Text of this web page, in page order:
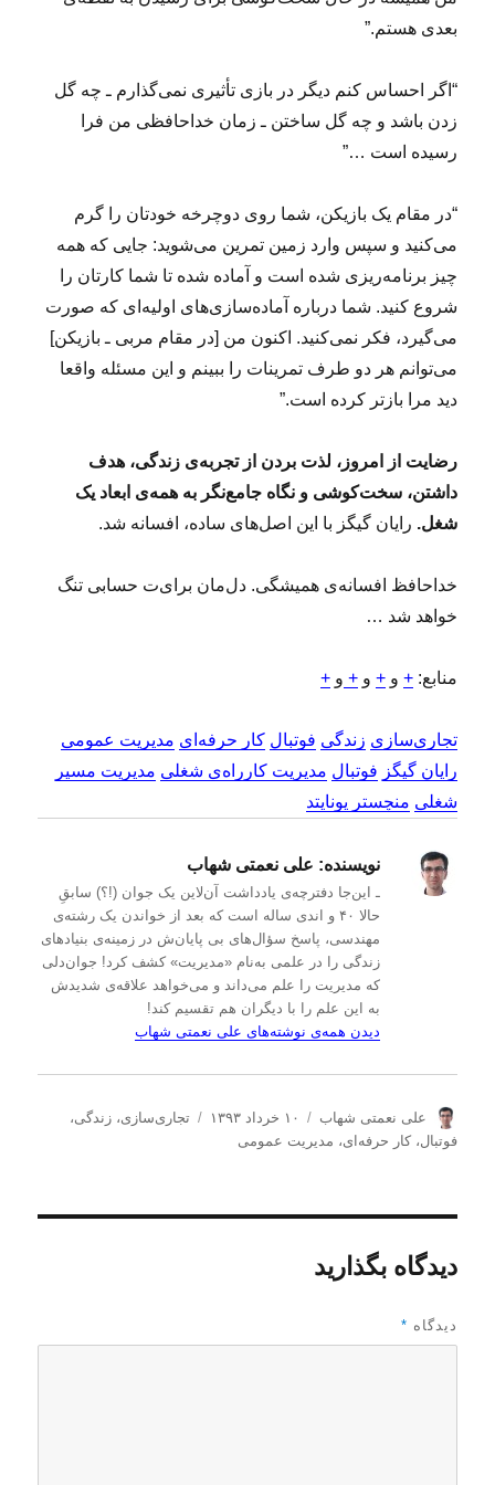
بعدی هستم.”
“اگر احساس کنم دیگر در بازی تأثیری نمی‌گذارم ـ چه گل
زدن باشد و چه گل ساختن ـ زمان خداحافظی من فرا
رسیده است …”
“در مقام یک بازیکن، شما روی دوچرخه خودتان را گرم
می‌کنید و سپس وارد زمین تمرین می‌شوید: جایی که همه
چیز برنامه‌ریزی شده است و آماده شده تا شما کارتان را
شروع کنید. شما درباره آماده‌سازی‌های اولیه‌ای که صورت
می‌گیرد، فکر نمی‌کنید. اکنون من [در مقام مربی ـ بازیکن]
می‌توانم هر دو طرف تمرینات را ببینم و این مسئله واقعا
دید مرا بازتر کرده است.”
رضایت از امروز، لذت بردن از تجربه‌ی زندگی، هدف
داشتن، سخت‌کوشی و نگاه جامع‌نگر به همه‌ی ابعاد یک
شغل. رایان گیگز با این اصل‌های ساده، افسانه شد.
خداحافظ افسانه‌ی همیشگی. دل‌مان برای‌ت حسابی تنگ
خواهد شد …
منابع:+ و+ و+ و+
تجاری‌سازی زندگی فوتبال کار حرفه‌ای مدیریت عمومی
رایان گیگز فوتبال مدیریت کارراه‌ی شغلی مدیریت مسیر
شغلی منچستر یونایتد
نویسنده: علی نعمتی شهاب
ـ این‌جا دفترچه‌ی یادداشت‌ آن‌لاین یک جوان (!؟) سابقِ
حالا ۴۰ و اندی ساله است که بعد از خواندن یک رشته‌ی
مهندسی، پاسخ سؤال‌های بی پایان‌ش در زمینه‌ی بنیادهای
زندگی را در علمی به‌نام «مدیریت» کشف کرد! جوان‌دلی
که مدیریت را علم می‌داند و می‌خواهد علاقه‌ی شدیدش
به این علم را با دیگران هم تقسیم کند!
دیدن همه‌ی نوشته‌های علی نعمتی شهاب
ن
ه
علی نعمتی شهاب
ا
ر
۱۰ خرداد ۱۳۹۳
د
تجاری‌سازی،زندگی،
فوتبال،کار حرفه‌ای، مدیریت عمومی
دیدگاه بگذارید
دیدگاه *